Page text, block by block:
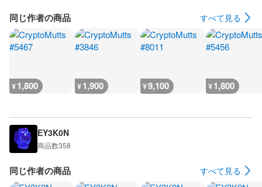
同じ作者の商品 すべて見る
¥1,800 ¥1,900 ¥9,100 ¥1,800
EY3K0N
商品数358
同じ作者の商品 すべて見る